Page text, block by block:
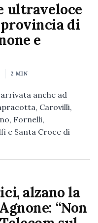
ultraveloce
di
e
2 MIN
anche ad
Carovilli,
Fornelli,
e Santa Croce di
alzano la
“Non